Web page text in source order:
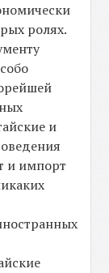
ролях.
и
и импорт